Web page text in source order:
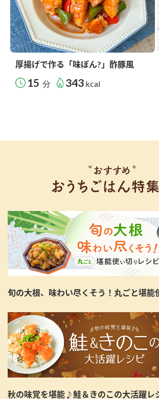
厚揚げで作る「味ぽん?」酢豚風
15 分 343 kcal
旬の大根、味わい尽くそう！丸ごと堪能
秋の味覚を堪能♪鮭＆きのこの大活躍レ